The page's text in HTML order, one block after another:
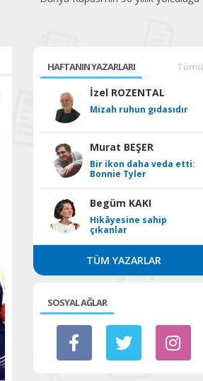
HAFTANIN YAZARLARI Tümü
İzel ROZENTAL
Mizah ruhun gıdasıdır
Murat BEŞER
Bir ikon daha veda etti:
Bonnie Tyler
Begüm KAKI
Hikâyesine sahip
çıkanlar
TÜM YAZARLAR
SOSYAL AĞLAR